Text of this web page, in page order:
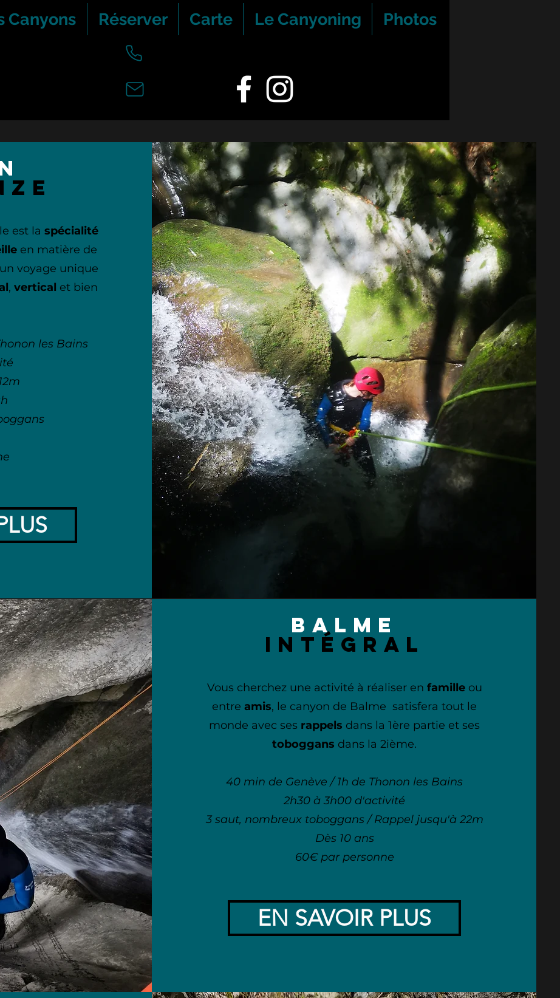
Canyons Réserver Carte Le Canyoning Photos
est la spécialité
en matière de
voyage unique
, vertical et bien
les Bains
Balme
intégral
Vous cherchez une activité à réaliser en familleou
entre amis, le canyon de Balme satisfera tout le
monde avec ses rappels dans la 1ère partie et ses
toboggans dans la 2ième.
40 min de Genève / 1h de Thonon les Bains
2h30 à 3h00 d'activité
3 saut, nombreux toboggans / Rappel jusqu'à 22m
Dès 10 ans
60€ par personne
EN SAVOIR PLUS